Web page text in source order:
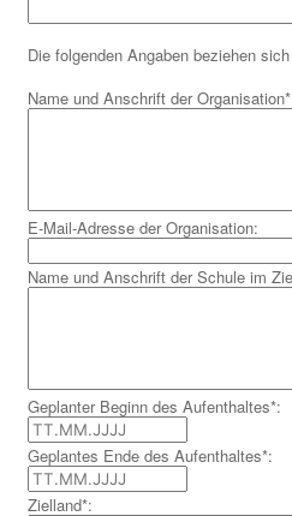
Die folgenden Angaben beziehen
Name und Anschrift der
E-Mail-Adresse der Organisation:
Name und Anschrift der Schule im
Geplanter Beginn des Aufenthaltes*:
Geplantes Ende des Aufenthaltes*:
Zielland*: